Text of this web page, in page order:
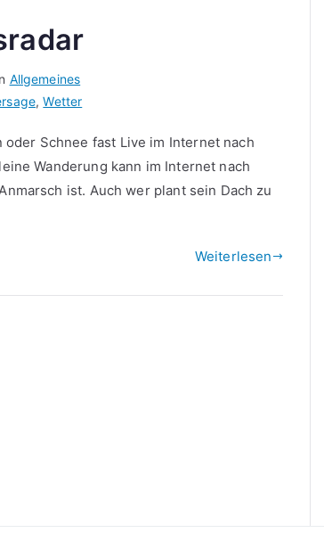
Allgemeines
,Wetter
Schnee fast Live im Internet nach
Wanderung kann im Internet nach
ist. Auch wer plant sein Dach zu
Weiterlesen